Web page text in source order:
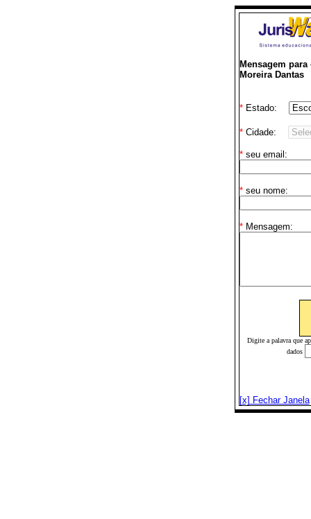
Mensagem
Moreira Dantas
*Estado:
*Cidade:
*seu email:
*seu nome:
*Mensagem:
Digite a palavra que
dados
[x] Fechar Janela